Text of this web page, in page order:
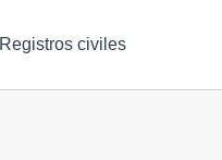
Registros civiles